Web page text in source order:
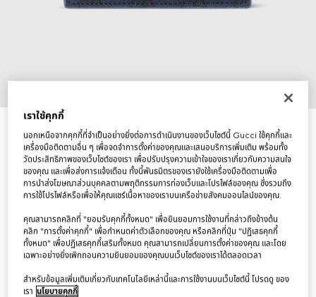
กระเป๋าใส่บัตร Dusty blue trim GG card case
฿9,000
ตัวแปรผ้า GG Supreme สีน้ำเงินเข้ม
เราใช้คุกกี้
นอกเหนือจากคุกกี้ที่จำเป็นอย่างยิ่งต่อการดำเนินงานของเว็บไซต์นี้ Gucci ใช้คุกกี้และ
เครื่องมือติดตามอื่น ๆ เพื่อจดจำการตั้งค่าของคุณและเสนอบริการเพิ่มเติม พร้อมทั้ง
วัดประสิทธิภาพของเว็บไซต์ของเรา เพื่อปรับปรุงความเข้าใจของเราเกี่ยวกับความสนใจ
ของคุณ และเพื่อส่งการแจ้งเตือน ทั้งนี้พันธมิตรของเรายังใช้เครื่องมือติดตามเพื่อ
การนำส่งโฆษณาส่วนบุคคลตามพฤติกรรมการท่องเว็บและโปรไฟล์ของคุณ ซึ่งรวมถึง
การใช้โปรไฟล์หรือเพื่อให้คุณแชร์เนื้อหาของเราบนเครือข่ายสังคมออนไลน์ของคุณ.
คุณสามารถคลิกที่ "ยอมรับคุกกี้ทั้งหมด" เพื่อยินยอมการใช้งานที่กล่าวถึงข้างต้น
คลิก "การตั้งค่าคุกกี้" เพื่อกำหนดค่าตัวเลือกของคุณ หรือคลิกที่ปุ่ม "ปฏิเสธคุกกี้
ทั้งหมด" เพื่อปฏิเสธคุกกี้เสริมทั้งหมด คุณสามารถเปลี่ยนการตั้งค่าของคุณ และโดย
เฉพาะอย่างยิ่งเพิกถอนความยินยอมของคุณบนเว็บไซต์ของเราได้ตลอดเวลา
สำหรับข้อมูลเพิ่มเติมเกี่ยวกับเทคโนโลยีเหล่านี้และการใช้งานบนเว็บไซต์นี้ โปรดดู ของ
เรา นโยบายคุกกี้